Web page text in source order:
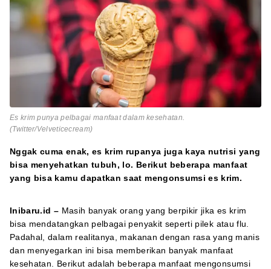
Es krim punya pelbagai manfaat dalam kesehatan.
(Twitter/Velveticecream)
Nggak cuma enak, es krim rupanya juga kaya nutrisi yang
bisa menyehatkan tubuh, lo. Berikut beberapa manfaat
yang bisa kamu dapatkan saat mengonsumsi es krim.
Inibaru.id – Masih banyak orang yang berpikir jika es krim
bisa mendatangkan pelbagai penyakit seperti pilek atau flu.
Padahal, dalam realitanya, makanan dengan rasa yang manis
dan menyegarkan ini bisa memberikan banyak manfaat
kesehatan. Berikut adalah beberapa manfaat mengonsumsi